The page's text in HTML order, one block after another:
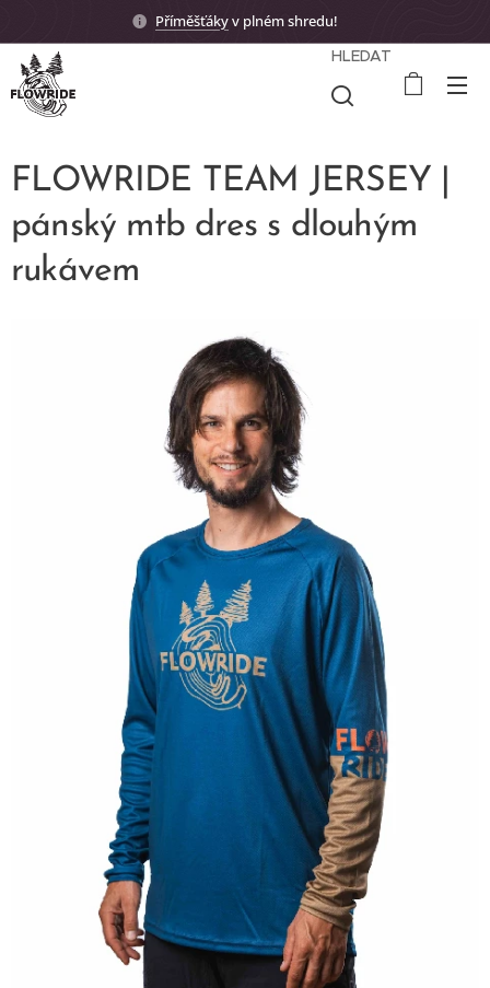
Příměšťákyv plném shredu! 🤟🏼
HLEDAT
FLOWRIDE TEAM JERSEY |
pánský mtb dres s dlouhým
rukávem